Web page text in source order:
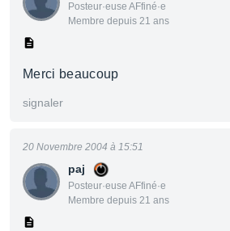
Posteur·euse AFfiné·e
Membre depuis 21 ans
Merci beaucoup
signaler
paj
Posteur·euse AFfiné·e
Membre depuis 21 ans
20 Novembre 2004 à 15:51